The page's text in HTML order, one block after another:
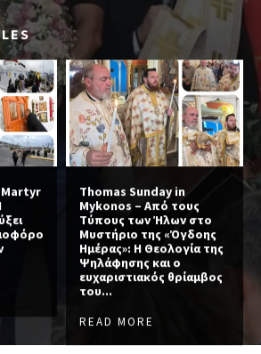
Thomas Sunday in
Mykonos – Από τους
Τύπους των Ήλων στο
Μυστήριο της «Όγδοης
Ημέρας»: Η Θεολογία της
Ψηλάφησης και ο
ευχαριστιακός θρίαμβος
του...
READ MORE